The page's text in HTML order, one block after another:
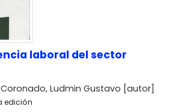
laboral del sector
Ludmin Gustavo [autor]
edición